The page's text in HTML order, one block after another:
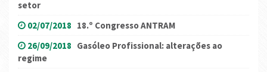
setor
02/07/2018 18.º Congresso ANTRAM
26/09/2018 Gasóleo Profissional: alterações ao
regime